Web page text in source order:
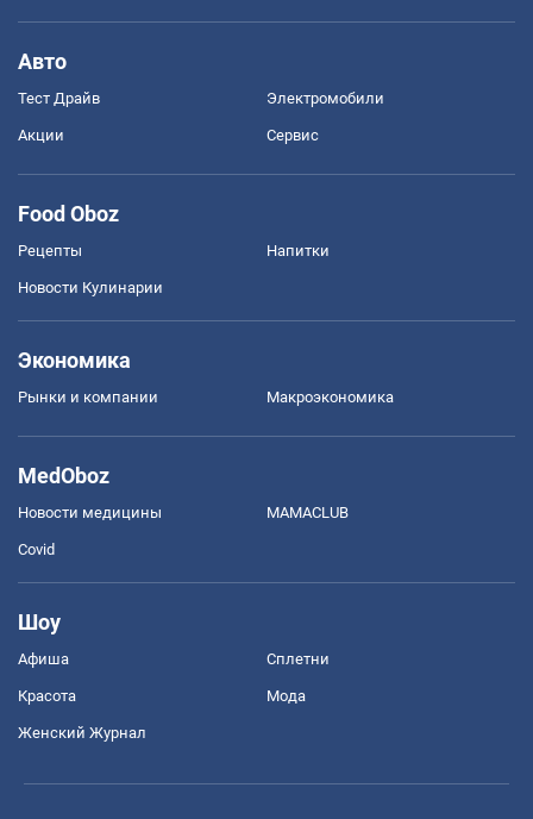
Авто
Тест Драйв Электромобили
Акции Сервис
Food Oboz
Рецепты Напитки
Новости Кулинарии
Экономика
Рынки и компании Mакроэкономика
MedOboz
Новости медицины MAMACLUB
Covid
Шоу
Афиша Сплетни
Красота Мода
Женский Журнал